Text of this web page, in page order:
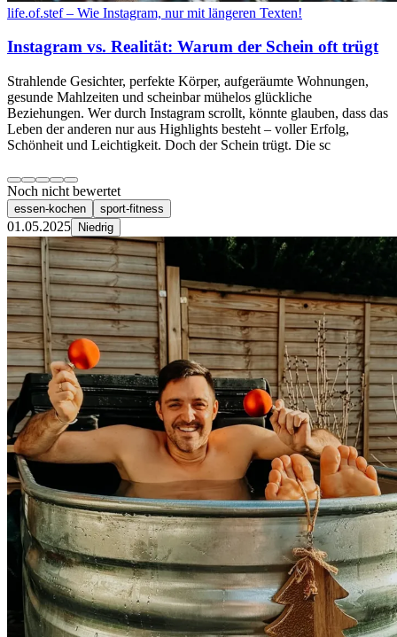
life.of.stef – Wie Instagram, nur mit längeren Texten!
Instagram vs. Realität: Warum der Schein oft trügt
Strahlende Gesichter, perfekte Körper, aufgeräumte Wohnungen,
gesunde Mahlzeiten und scheinbar mühelos glückliche
Beziehungen. Wer durch Instagram scrollt, könnte glauben, dass das
Leben der anderen nur aus Highlights besteht – voller Erfolg,
Schönheit und Leichtigkeit. Doch der Schein trügt. Die sc
Noch nicht bewertet
essen-kochen sport-fitness
01.05.2025 Niedrig